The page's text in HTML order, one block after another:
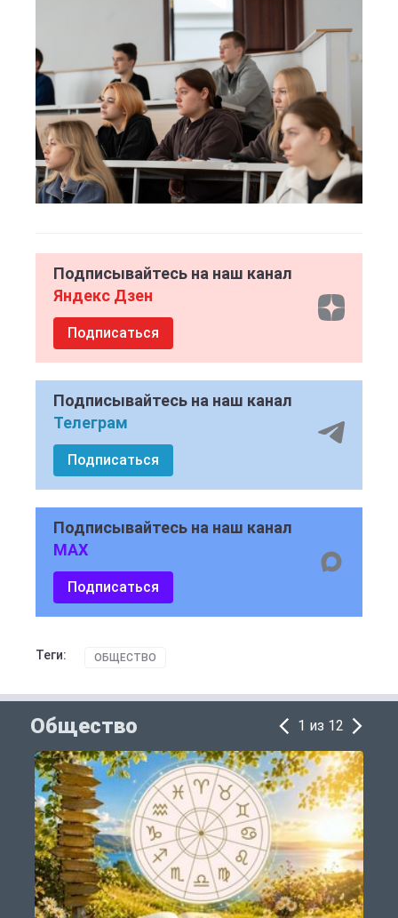
Подписывайтесь на наш канал
Яндекс Дзен
Подписаться
Подписывайтесь на наш канал
Телеграм
Подписаться
Подписывайтесь на наш канал
MAX
Подписаться
Теги: ОБЩЕСТВО
Общество 1 из 12